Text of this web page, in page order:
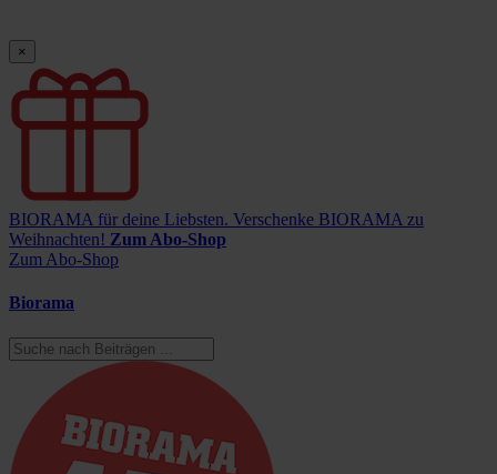
×
BIORAMA für deine Liebsten. Verschenke BIORAMA zu
Weihnachten! Zum Abo-Shop
Zum Abo-Shop
Biorama